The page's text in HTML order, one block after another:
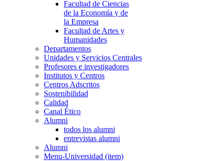
Facultad de Ciencias
de la Economía y de
la Empresa
Facultad de Artes y
Humanidades
Departamentos
Unidades y Servicios Centrales
Profesores e investigadores
Institutos y Centros
Centros Adscritos
Sostenibilidad
Calidad
Canal Ético
Alumni
todos los alumni
entrevistas alumni
Alumni
Menu-Universidad (item)